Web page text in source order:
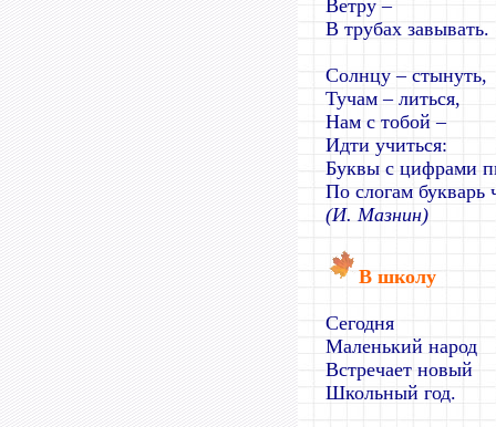
Ветру –
В трубах завывать.
Солнцу – стынуть,
Тучам – литься,
Нам с тобой –
Идти учиться:
Буквы с цифрами
По слогам букварь
(И. Мазнин)
В школу
Сегодня
Маленький народ
Встречает новый
Школьный год.